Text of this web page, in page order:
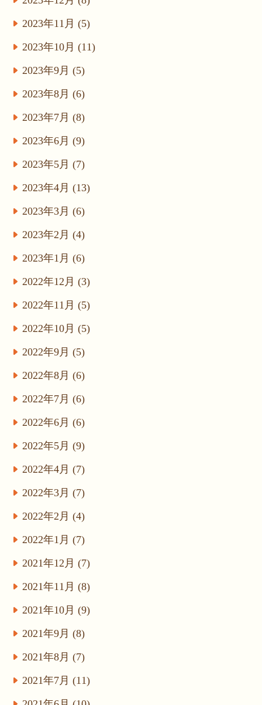
2023年11月 (5)
2023年10月 (11)
2023年9月 (5)
2023年8月 (6)
2023年7月 (8)
2023年6月 (9)
2023年5月 (7)
2023年4月 (13)
2023年3月 (6)
2023年2月 (4)
2023年1月 (6)
2022年12月 (3)
2022年11月 (5)
2022年10月 (5)
2022年9月 (5)
2022年8月 (6)
2022年7月 (6)
2022年6月 (6)
2022年5月 (9)
2022年4月 (7)
2022年3月 (7)
2022年2月 (4)
2022年1月 (7)
2021年12月 (7)
2021年11月 (8)
2021年10月 (9)
2021年9月 (8)
2021年8月 (7)
2021年7月 (11)